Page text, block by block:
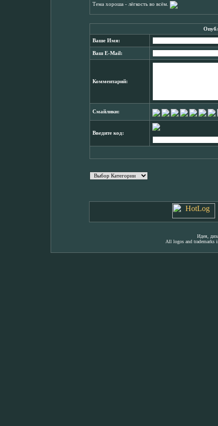
Тема хороша - лёгкость во всём.
Ваше Имя:
Ваш E-Mail:
Комментарий:
Смайлики:
Введите код:
Идея,
All logos and trademarks